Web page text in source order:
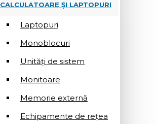
CALCULATOARE ȘI LAPTOPURI
Laptopuri
Monoblocuri
Unități de sistem
Monitoare
Memorie externă
Echipamente de rețea